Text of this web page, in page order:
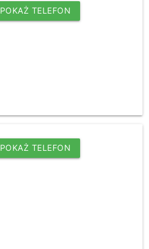
POKAŻ TELEFON
POKAŻ TELEFON